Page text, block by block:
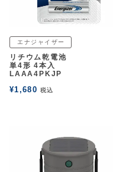
エナジャイザー
リチウム乾電池
単4形 4本入
LAAA4PKJP
¥1,680 税込